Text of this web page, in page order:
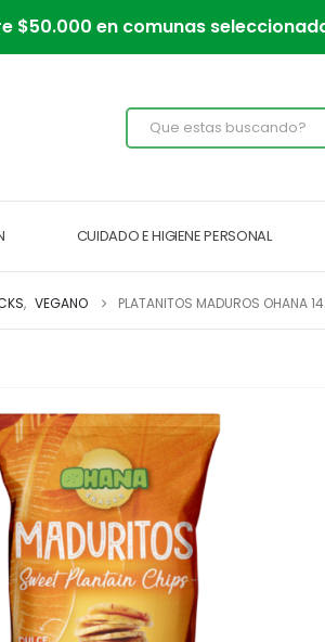
$50.000 en comunas
CUIDADO E HIGIENE PERSONAL
, VEGANO PLATANITOS MADUROS OHANA